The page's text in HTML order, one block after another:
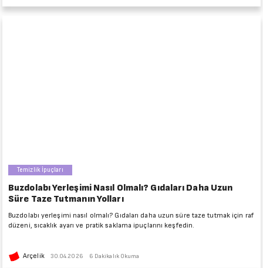
Temizlik İpuçları
Buzdolabı Yerleşimi Nasıl Olmalı? Gıdaları Daha Uzun
Süre Taze Tutmanın Yolları
Buzdolabı yerleşimi nasıl olmalı? Gıdaları daha uzun süre taze tutmak için raf
düzeni, sıcaklık ayarı ve pratik saklama ipuçlarını keşfedin.
Arçelik 30.04.2026 6 Dakikalık Okuma